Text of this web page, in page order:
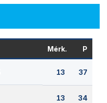
Mérk. P
13 37
13 34